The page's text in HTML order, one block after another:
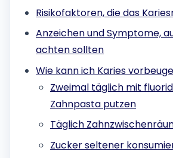
Risikofaktoren, die das
Anzeichen und Symptome,
achten sollten
Wie kann ich Karies
Zweimal täglich mit
Zahnpasta putzen
Täglich
Zucker seltener